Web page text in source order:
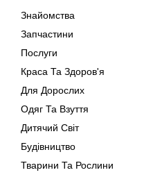
Знайомства
Запчастини
Послуги
Краса Та Здоров'я
Для Дорослих
Одяг Та Взуття
Дитячий Світ
Будівництво
Тварини Та Рослини